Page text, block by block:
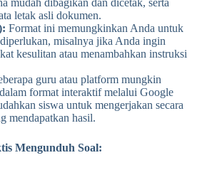
letak asli dokumen.
Format ini memungkinkan Anda untuk
misalnya jika Anda ingin
kesulitan atau menambahkan instruksi
guru atau platform mungkin
format interaktif melalui Google
siswa untuk mengerjakan secara
mendapatkan hasil.
Mengunduh Soal: